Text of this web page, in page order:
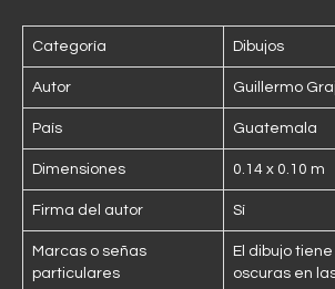
Categoría Dibujos
Autor Guillermo
País Guatemala
Dimensiones 0.14 x 0.10 m
Firma del autor Sí
Marcas o señas
particulares
El dibujo
oscuras en